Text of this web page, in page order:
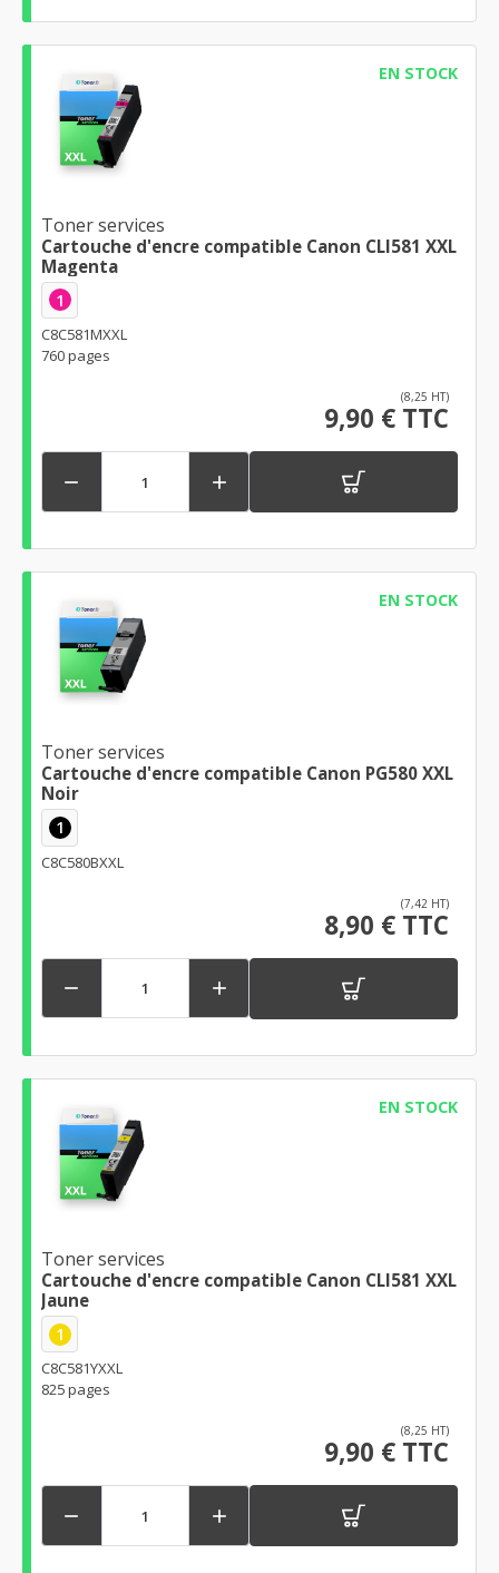
EN STOCK
Toner services
Cartouche d'encre compatible Canon CLI581 XXL
Magenta
1
C8C581MXXL
760 pages
(8,25 HT)
9,90 € TTC
 
EN STOCK
Toner services
Cartouche d'encre compatible Canon PG580 XXL
Noir
1
C8C580BXXL
(7,42 HT)
8,90 € TTC
 
EN STOCK
Toner services
Cartouche d'encre compatible Canon CLI581 XXL
Jaune
1
C8C581YXXL
825 pages
(8,25 HT)
9,90 € TTC
 